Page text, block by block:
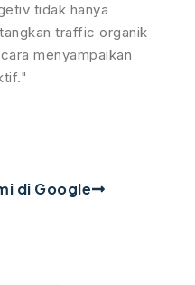
tidak hanya
traffic organik
menyampaikan
di Google